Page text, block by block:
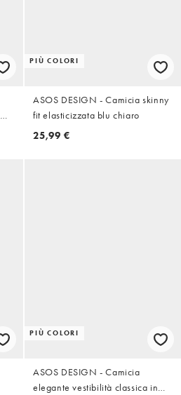
PIÙ COLORI
ASOS DESIGN - Camicia skinny
fit elasticizzata blu chiaro
25,99 €
PIÙ COLORI
ASOS DESIGN - Camicia
elegante vestibilità classica in